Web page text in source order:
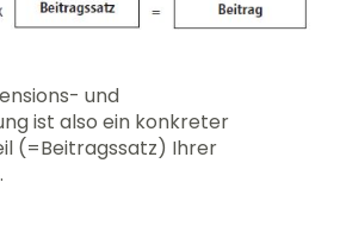
und
ist also ein konkreter
(=Beitragssatz) Ihrer